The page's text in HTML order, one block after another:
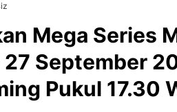
Mega Series
September
Pukul 17.30